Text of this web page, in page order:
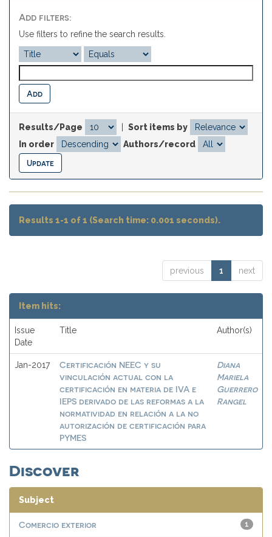
Add filters:
Use filters to refine the search results.
Results/Page
Sort items by
In order
Authors/record
Results 1-1 of 1 (Search time: 0.001 seconds).
previous 1 next
Item hits:
Issue
Date
Title Author(s)
Jan-2017
Certificación NEEC y su
vinculación actual con la
certificación en materia de IVA e
IEPS derivado de las reformas a la
normatividad en relación a la no
autorización de certificación para
PYMES
Diana
Mariela
Guerrero
Rangel
Discover
Subject
1
Comercio exterior